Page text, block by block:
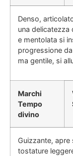
Denso,
una delicatezza
e mentolata si
progressione
ma gentile, si
Marchi
Tempo
divino
Guizzante,
tostature